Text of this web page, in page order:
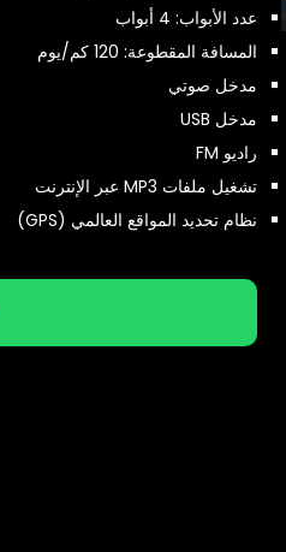
عدد الأبواب: 4 أبواب
المسافة المقطوعة: 120 كم/يوم
مدخل صوتي
مدخل USB
راديو FM
تشغيل ملفات MP3 عبر الإنترنت
نظام تحديد المواقع العالمي (GPS)